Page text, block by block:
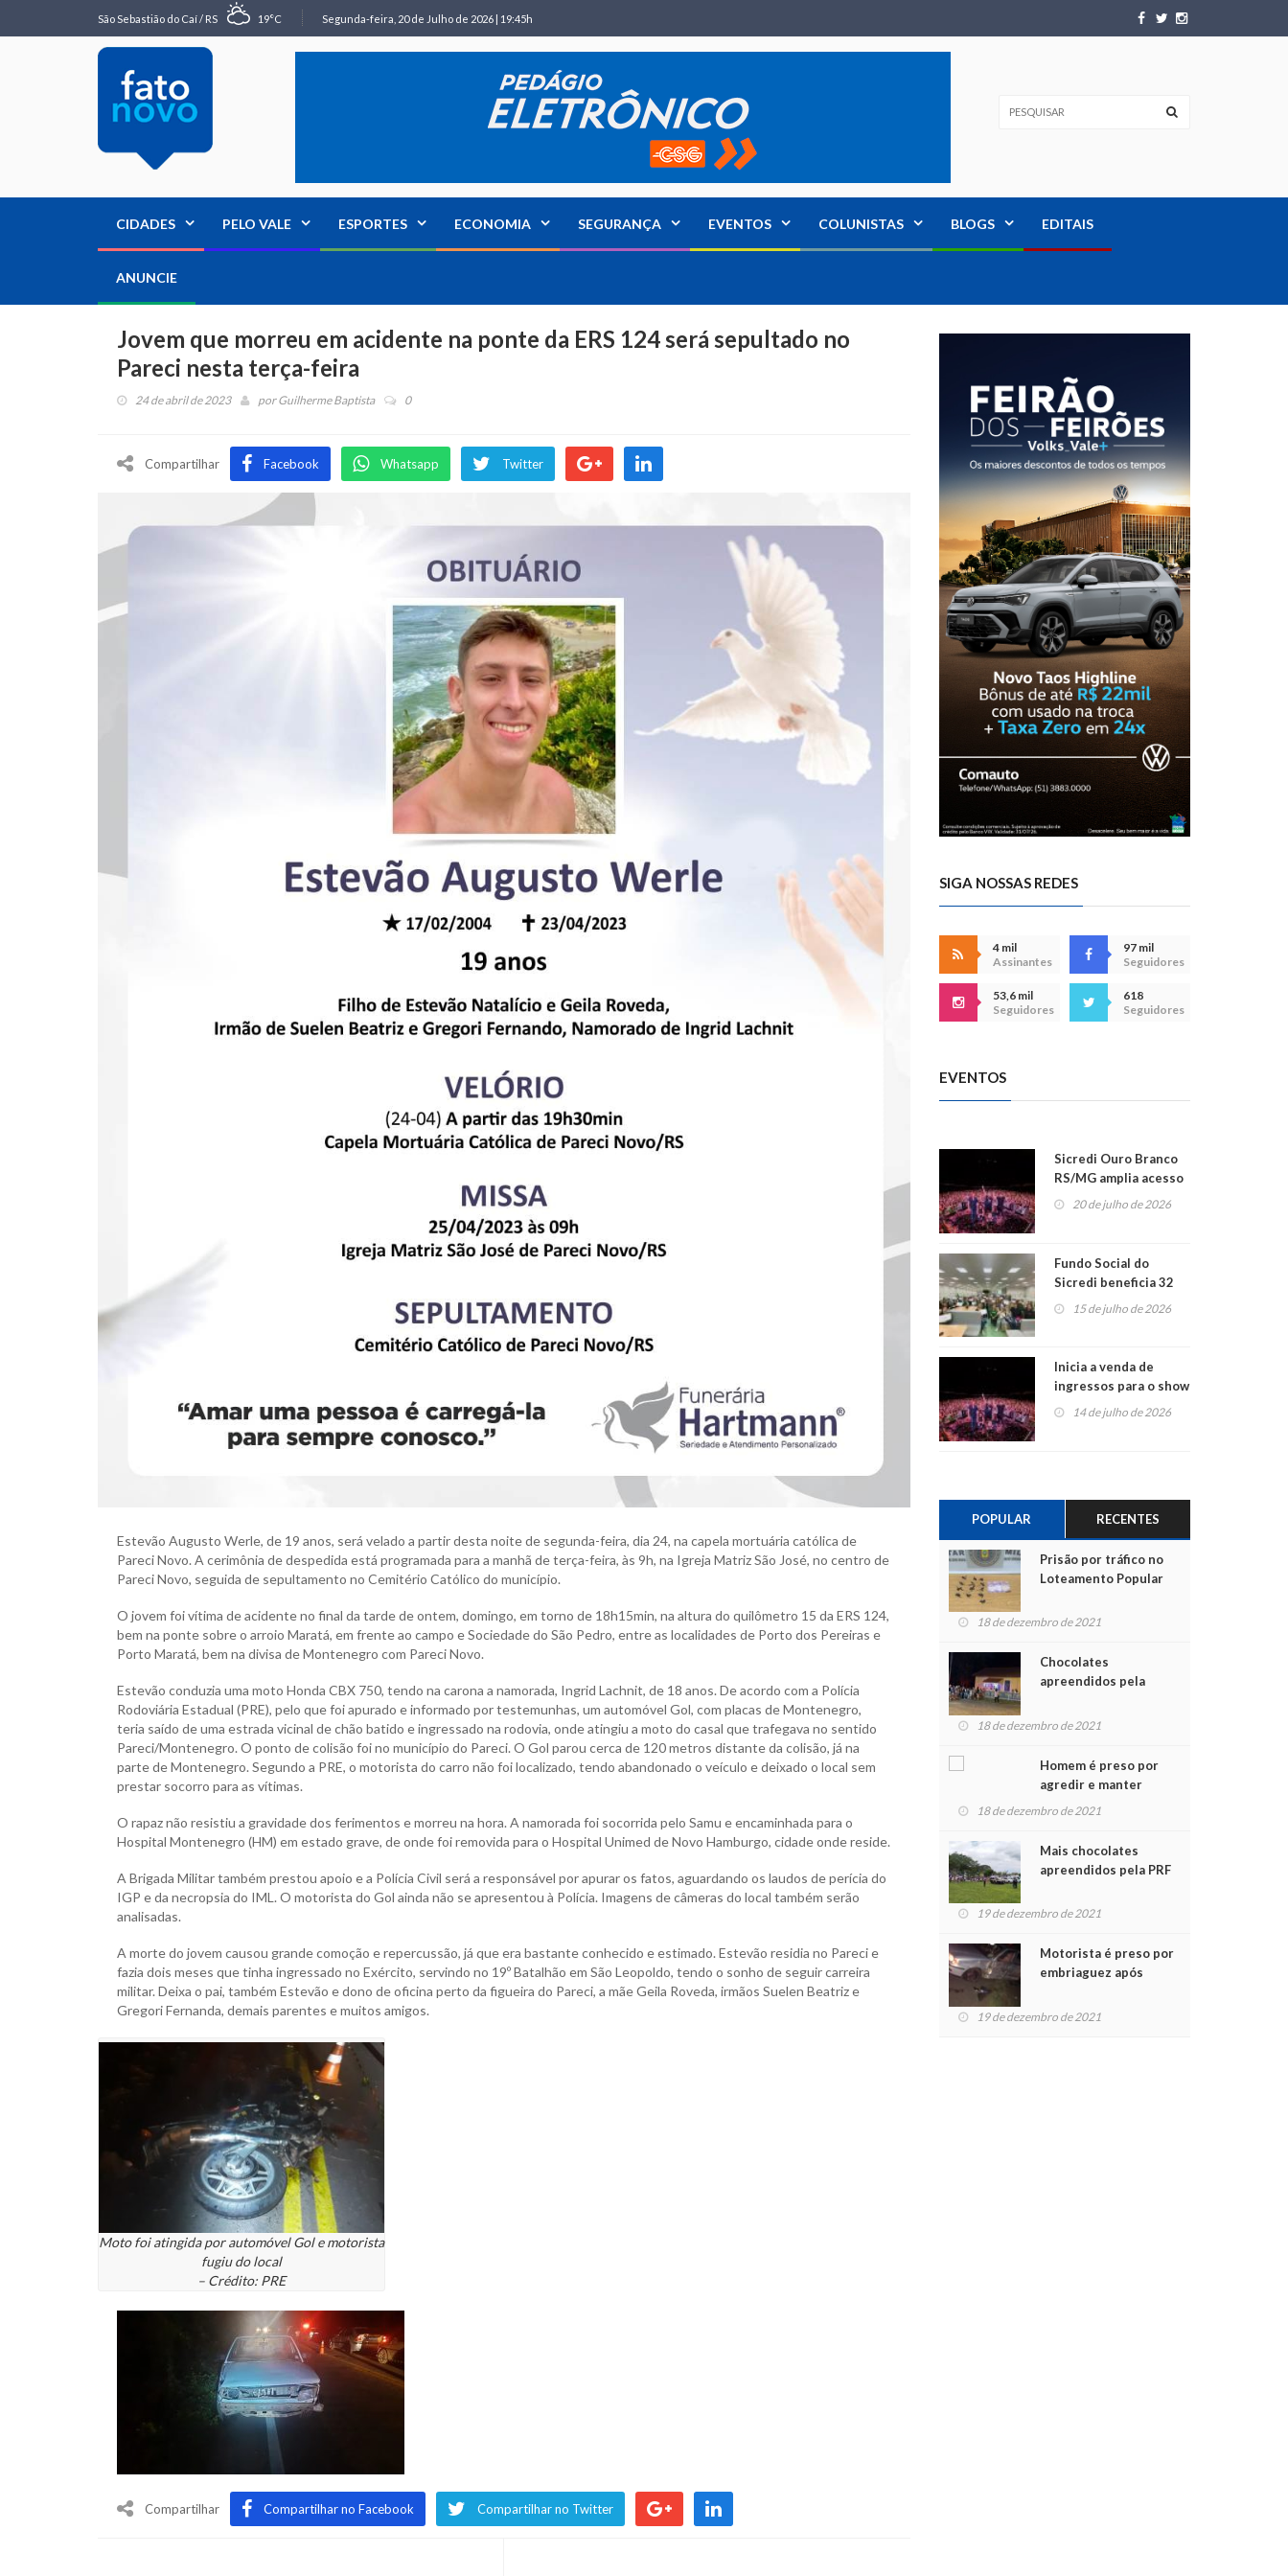
São Sebastião do Caí / RS 19°C Segunda-feira, 20 de Julho de 2026 | 19:45h
CIDADES PELO VALE ESPORTES ECONOMIA SEGURANÇA EVENTOS COLUNISTAS BLOGS EDITAIS
ANUNCIE
Jovem que morreu em acidente na ponte da ERS 124 será sepultado no
Pareci nesta terça-feira
24 de abril de 2023 porGuilherme Baptista 0
Compartilhar Facebook Whatsapp Twitter
Estevão Augusto Werle, de 19 anos, será velado a partir desta noite de segunda-feira, dia 24, na capela mortuária católica de
Pareci Novo. A cerimônia de despedida está programada para a manhã de terça-feira, às 9h, na Igreja Matriz São José, no centro de
Pareci Novo, seguida de sepultamento no Cemitério Católico do município.
O jovem foi vítima de acidente no final da tarde de ontem, domingo, em torno de 18h15min, na altura do quilômetro 15 da ERS 124,
bem na ponte sobre o arroio Maratá, em frente ao campo e Sociedade do São Pedro, entre as localidades de Porto dos Pereiras e
Porto Maratá, bem na divisa de Montenegro com Pareci Novo.
Estevão conduzia uma moto Honda CBX 750, tendo na carona a namorada, Ingrid Lachnit, de 18 anos. De acordo com a Polícia
Rodoviária Estadual (PRE), pelo que foi apurado e informado por testemunhas, um automóvel Gol, com placas de Montenegro,
teria saído de uma estrada vicinal de chão batido e ingressado na rodovia, onde atingiu a moto do casal que trafegava no sentido
Pareci/Montenegro. O ponto de colisão foi no município do Pareci. O Gol parou cerca de 120 metros distante da colisão, já na
parte de Montenegro. Segundo a PRE, o motorista do carro não foi localizado, tendo abandonado o veículo e deixado o local sem
prestar socorro para as vítimas.
O rapaz não resistiu a gravidade dos ferimentos e morreu na hora. A namorada foi socorrida pelo Samu e encaminhada para o
Hospital Montenegro (HM) em estado grave, de onde foi removida para o Hospital Unimed de Novo Hamburgo, cidade onde reside.
A Brigada Militar também prestou apoio e a Polícia Civil será a responsável por apurar os fatos, aguardando os laudos de perícia do
IGP e da necropsia do IML. O motorista do Gol ainda não se apresentou à Polícia. Imagens de câmeras do local também serão
analisadas.
A morte do jovem causou grande comoção e repercussão, já que era bastante conhecido e estimado. Estevão residia no Pareci e
fazia dois meses que tinha ingressado no Exército, servindo no 19º Batalhão em São Leopoldo, tendo o sonho de seguir carreira
militar. Deixa o pai, também Estevão e dono de oficina perto da figueira do Pareci, a mãe Geila Roveda, irmãos Suelen Beatriz e
Gregori Fernanda, demais parentes e muitos amigos.
Moto foi atingida por automóvel Gol e motorista
fugiu do local
– Crédito: PRE
Compartilhar Compartilhar no Facebook Compartilhar no Twitter
SIGA NOSSAS REDES
4 mil
Assinantes
97 mil
Seguidores
53,6 mil
Seguidores
618
Seguidores
EVENTOS
Sicredi Ouro Branco
RS/MG amplia acesso
ao show dos 45 anos
20 de julho de 2026
Fundo Social do
Sicredi beneficia 32
projetos em
Montenegro
15 de julho de 2026
Inicia a venda de
ingressos para o show
do Jota Quest nos 45
14 de julho de 2026
POPULAR RECENTES
Prisão por tráfico no
Loteamento Popular
18 de dezembro de 2021
Chocolates
apreendidos pela
para crianças na
18 de dezembro de 2021
Homem é preso por
agredir e manter
mulher em cárcere
18 de dezembro de 2021
Mais chocolates
apreendidos pela PRF
crianças no Natal
19 de dezembro de 2021
Motorista é preso por
embriaguez após
feridos
19 de dezembro de 2021